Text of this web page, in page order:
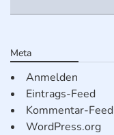
Meta
Anmelden
Eintrags-Feed
Kommentar-Feed
WordPress.org